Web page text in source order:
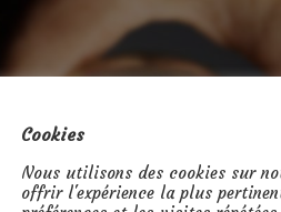
Cookies
Nous utilisons des cookies sur
offrir l'expérience la plus